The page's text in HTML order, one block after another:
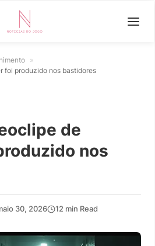
»
foi produzido nos bastidores
de
nos
30, 2026 12 min Read